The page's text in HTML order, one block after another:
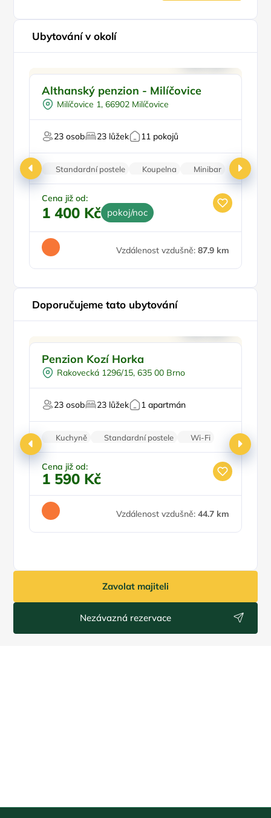
Ubytování v okolí
Snídaně
Pro turisty
Althanský penzion - Milíčovice
Milíčovice 1, 66902 Milíčovice
23 osob 23 lůžek 11 pokojů
Standardní postele Koupelna
Minibar
Parkování zdarma
Cena již od:
1 400 Kč pokoj/noc
Vzdálenost vzdušně: 87.9 km
Doporučujeme tato ubytování
U vody
Pro rybáře
V rekreační oblasti
Pro majitele mazlíčků
Penzion Kozí Horka
Rakovecká 1296/15, 635 00 Brno
23 osob 23 lůžek 1 apartmán
Kuchyně Standardní postele
Wi-Fi
Koupelna
Parkování zdarma
Cena již od:
1 590 Kč
Vzdálenost vzdušně: 44.7 km
Zavolat majiteli
Nezávazná rezervace